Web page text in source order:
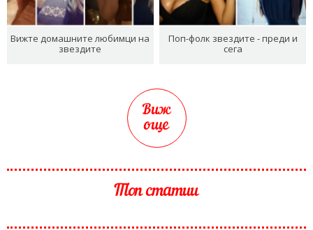
Вижте домашните любимци на
звездите
Поп-фолк звездите - преди и
сега
Виж
още
Топ статии